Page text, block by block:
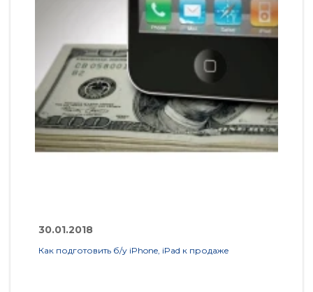
30.01.2018
Как подготовить б/у iPhone, iPad к продаже